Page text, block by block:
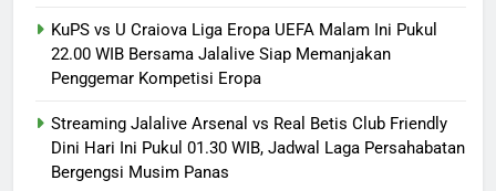
KuPS vs U Craiova Liga Eropa UEFA Malam Ini Pukul
22.00 WIB Bersama Jalalive Siap Memanjakan
Penggemar Kompetisi Eropa
Streaming Jalalive Arsenal vs Real Betis Club Friendly
Dini Hari Ini Pukul 01.30 WIB, Jadwal Laga Persahabatan
Bergengsi Musim Panas